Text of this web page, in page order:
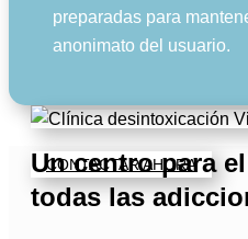
preparadas para
anonimato del usuario.
CONTACTAR AHORA
Un centro para
todas las